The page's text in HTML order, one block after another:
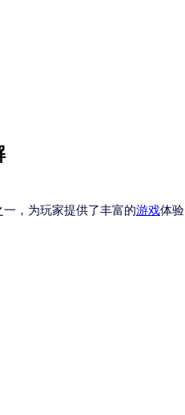
一，为玩家提供了丰富的游戏体